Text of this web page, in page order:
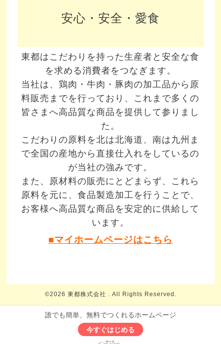
安心・安全・愛食
東都はこだわりを持った生産者と安全な食
を求める消費者をつなぎます。
当社は、鶏肉・牛肉・豚肉の加工品から原
料販売までを行っており、これまで多くの
皆さまへ高品質な商品を提供して参りまし
た。
こだわりの原料を北は北海道、南は九州ま
で全国の産地から直接仕入れをしているの
が当社の強みです。
また、原材料の販売にとどまらず、これら
原料を元に、食品製造加工を行うことで、
お客様へ高品質な商品を安定的に供給して
います。
■マイホームページはこちら
©2026 東都株式会社 . All Rights Reserved.
誰でも簡単、無料でつくれるホームページ
今すぐはじめる